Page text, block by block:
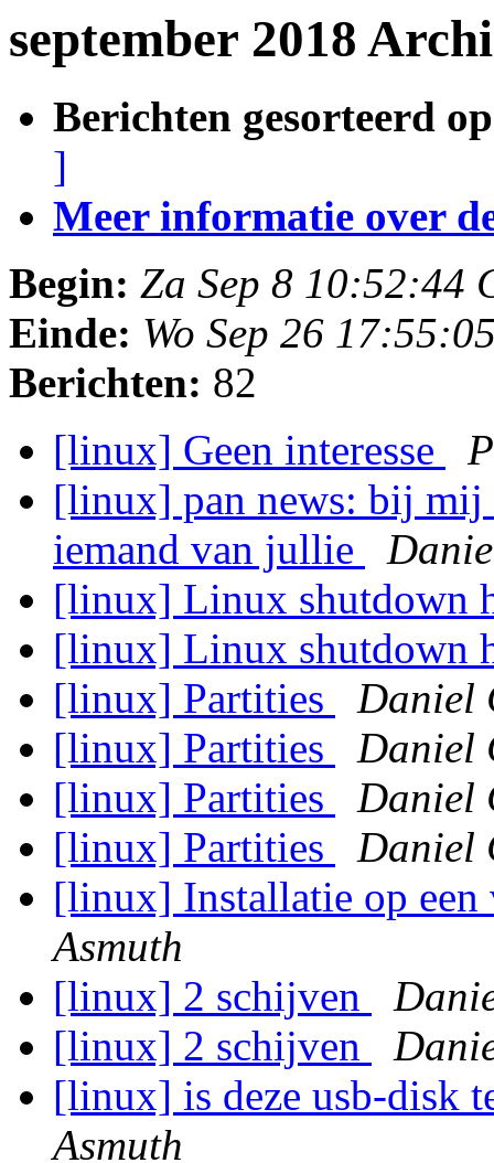
september 2018
Berichten gesorteerd
]
Meer informatie over
Begin: Za Sep 8 10:52:44
Einde: Wo Sep 26
Berichten: 82
[linux] Geen interesse
[linux] pan news: bij
iemand van jullie
[linux] Linux shutdown
[linux] Linux shutdown
[linux] Partities
Daniel
[linux] Partities
Daniel
[linux] Partities
Daniel
[linux] Partities
Daniel
[linux] Installatie op
Asmuth
[linux] 2 schijven
[linux] 2 schijven
[linux] is deze usb-disk
Asmuth